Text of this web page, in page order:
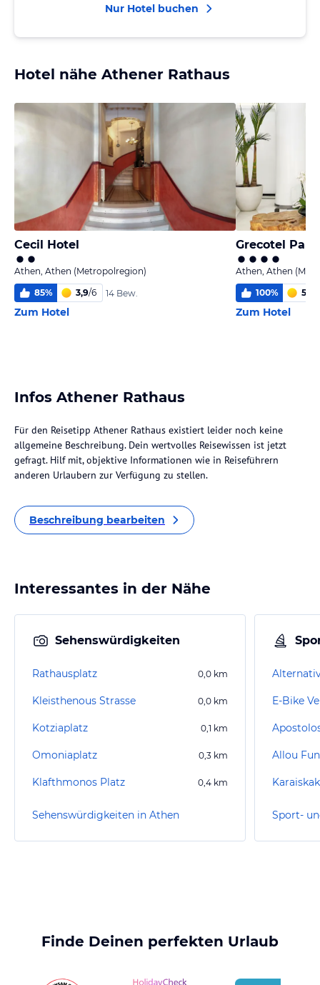
Nur Hotel buchen
Hotel nähe Athener Rathaus
Cecil Hotel
Athen, Athen (Metropolregion)
85% 3,9/6 14 Bew.
Zum Hotel
Grecotel
Athen, Athen
100% 5,3
Zum Hotel
Infos Athener Rathaus
Für den Reisetipp Athener Rathaus existiert leider noch keine
allgemeine Beschreibung. Dein wertvolles Reisewissen ist jetzt
gefragt. Hilf mit, objektive Informationen wie in Reiseführern
anderen Urlaubern zur Verfügung zu stellen.
Beschreibung bearbeiten
Interessantes in der Nähe
Sehenswürdigkeiten
Rathausplatz 0,0 km
Kleisthenous Strasse 0,0 km
Kotziaplatz 0,1 km
Omoniaplatz 0,3 km
Klafthmonos Platz 0,4 km
Sehenswürdigkeiten in Athen
E-Bike
Allou
Sport-
Finde Deinen perfekten Urlaub